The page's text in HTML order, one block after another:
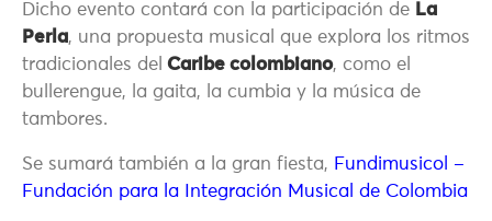
Dicho evento contará con la participación de La
Perla, una propuesta musical que explora los ritmos
tradicionales del Caribe colombiano, como el
bullerengue, la gaita, la cumbia y la música de
tambores.
Se sumará también a la gran fiesta, Fundimusicol –
Fundación para la Integración Musical de Colombia